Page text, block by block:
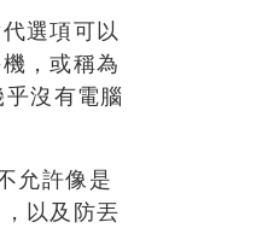
選項可以
，或稱為
沒有電腦
允許像是
以及防丟